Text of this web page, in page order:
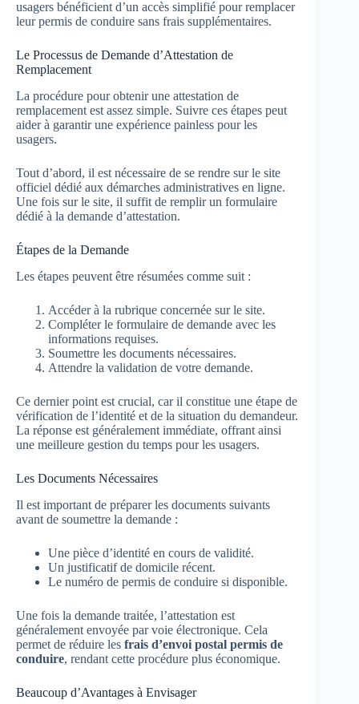
usagers bénéficient d’un accès simplifié pour remplacer
leur permis de conduire sans frais supplémentaires.
Le Processus de Demande d’Attestation de
Remplacement
La procédure pour obtenir une attestation de
remplacement est assez simple. Suivre ces étapes peut
aider à garantir une expérience painless pour les
usagers.
Tout d’abord, il est nécessaire de se rendre sur le site
officiel dédié aux démarches administratives en ligne.
Une fois sur le site, il suffit de remplir un formulaire
dédié à la demande d’attestation.
Étapes de la Demande
Les étapes peuvent être résumées comme suit :
Accéder à la rubrique concernée sur le site.
Compléter le formulaire de demande avec les
informations requises.
Soumettre les documents nécessaires.
Attendre la validation de votre demande.
Ce dernier point est crucial, car il constitue une étape de
vérification de l’identité et de la situation du demandeur.
La réponse est généralement immédiate, offrant ainsi
une meilleure gestion du temps pour les usagers.
Les Documents Nécessaires
Il est important de préparer les documents suivants
avant de soumettre la demande :
Une pièce d’identité en cours de validité.
Un justificatif de domicile récent.
Le numéro de permis de conduire si disponible.
Une fois la demande traitée, l’attestation est
généralement envoyée par voie électronique. Cela
permet de réduire les frais d’envoi postal permis de
conduire, rendant cette procédure plus économique.
Beaucoup d’Avantages à Envisager